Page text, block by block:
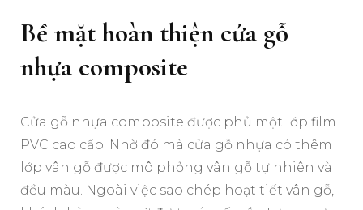
Bề mặt hoàn thiện cửa gỗ
nhựa composite
Cửa gỗ nhựa composite được phủ một lớp film
PVC cao cấp. Nhờ đó mà cửa gỗ nhựa có thêm
lớp vân gỗ được mô phỏng vân gỗ tự nhiên và
đều màu. Ngoài việc sao chép hoạt tiết vân gỗ,